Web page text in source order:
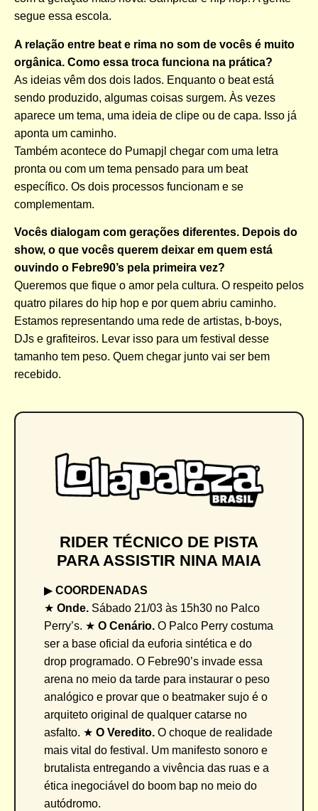
segue essa escola.
A relação entre beat e rima no som de vocês é muito
orgânica. Como essa troca funciona na prática?
As ideias vêm dos dois lados. Enquanto o beat está
sendo produzido, algumas coisas surgem. Às vezes
aparece um tema, uma ideia de clipe ou de capa. Isso já
aponta um caminho.
Também acontece do Pumapjl chegar com uma letra
pronta ou com um tema pensado para um beat
específico. Os dois processos funcionam e se
complementam.
Vocês dialogam com gerações diferentes. Depois do
show, o que vocês querem deixar em quem está
ouvindo o Febre90’s pela primeira vez?
Queremos que fique o amor pela cultura. O respeito pelos
quatro pilares do hip hop e por quem abriu caminho.
Estamos representando uma rede de artistas, b-boys,
DJs e grafiteiros. Levar isso para um festival desse
tamanho tem peso. Quem chegar junto vai ser bem
recebido.
RIDER TÉCNICO DE PISTA
PARA ASSISTIR NINA MAIA
▶︎ COORDENADAS
★ Onde. Sábado 21/03 às 15h30 no Palco
Perry’s. ★ O Cenário. O Palco Perry costuma
ser a base oficial da euforia sintética e do
drop programado. O Febre90’s invade essa
arena no meio da tarde para instaurar o peso
analógico e provar que o beatmaker sujo é o
arquiteto original de qualquer catarse no
asfalto. ★ O Veredito. O choque de realidade
mais vital do festival. Um manifesto sonoro e
brutalista entregando a vivência das ruas e a
ética inegociável do boom bap no meio do
autódromo.